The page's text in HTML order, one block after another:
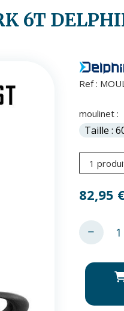
6T
Ref :
moulinet :
1
82,95